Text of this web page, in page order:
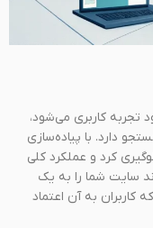
تجربه کاربری می‌شود،
دارد. با پیاده‌سازی
کرد و عملکرد کلی
سایت شما را به یک
کاربران به آن اعتماد